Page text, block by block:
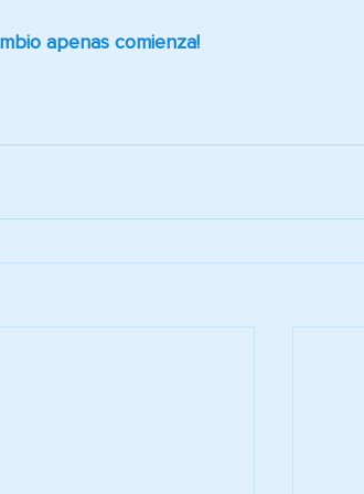
apenas comienza!